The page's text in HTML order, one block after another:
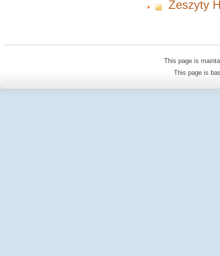
Zeszyty
This page is
This page is